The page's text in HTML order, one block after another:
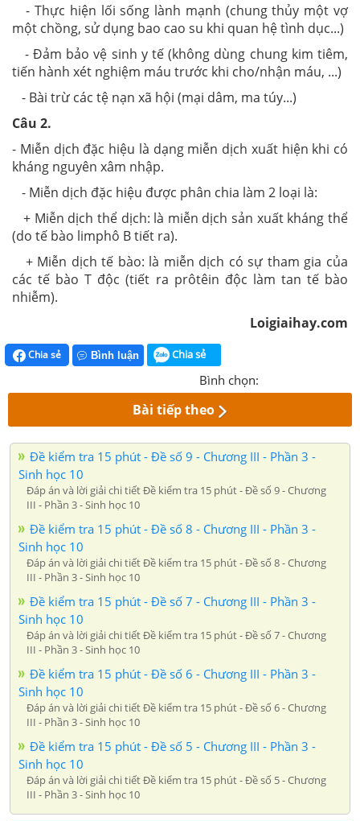
- Thực hiện lối sống lành mạnh (chung thủy một vợ
một chồng, sử dụng bao cao su khi quan hệ tình dục...)
- Đảm bảo vệ sinh y tế (không dùng chung kim tiêm,
tiến hành xét nghiệm máu trước khi cho/nhận máu, ...)
- Bài trừ các tệ nạn xã hội (mại dâm, ma túy...)
Câu 2.
- Miễn dịch đặc hiệu là dạng miễn dịch xuất hiện khi có
kháng nguyên xâm nhập.
- Miễn dịch đặc hiệu được phân chia làm 2 loại là:
+ Miễn dịch thể dịch: là miễn dịch sản xuất kháng thể
(do tế bào limphô B tiết ra).
+ Miễn dịch tế bào: là miễn dịch có sự tham gia của
các tế bào T độc (tiết ra prôtêin độc làm tan tế bào
nhiễm).
Loigiaihay.com
Chia sẻ Bình luận Chia sẻ
Bình chọn:
Bài tiếp theo
Đề kiểm tra 15 phút - Đề số 9 - Chương III - Phần 3 -
Sinh học 10
Đáp án và lời giải chi tiết Đề kiểm tra 15 phút - Đề số 9 - Chương
III - Phần 3 - Sinh học 10
Đề kiểm tra 15 phút - Đề số 8 - Chương III - Phần 3 -
Sinh học 10
Đáp án và lời giải chi tiết Đề kiểm tra 15 phút - Đề số 8 - Chương
III - Phần 3 - Sinh học 10
Đề kiểm tra 15 phút - Đề số 7 - Chương III - Phần 3 -
Sinh học 10
Đáp án và lời giải chi tiết Đề kiểm tra 15 phút - Đề số 7 - Chương
III - Phần 3 - Sinh học 10
Đề kiểm tra 15 phút - Đề số 6 - Chương III - Phần 3 -
Sinh học 10
Đáp án và lời giải chi tiết Đề kiểm tra 15 phút - Đề số 6 - Chương
III - Phần 3 - Sinh học 10
Đề kiểm tra 15 phút - Đề số 5 - Chương III - Phần 3 -
Sinh học 10
Đáp án và lời giải chi tiết Đề kiểm tra 15 phút - Đề số 5 - Chương
III - Phần 3 - Sinh học 10